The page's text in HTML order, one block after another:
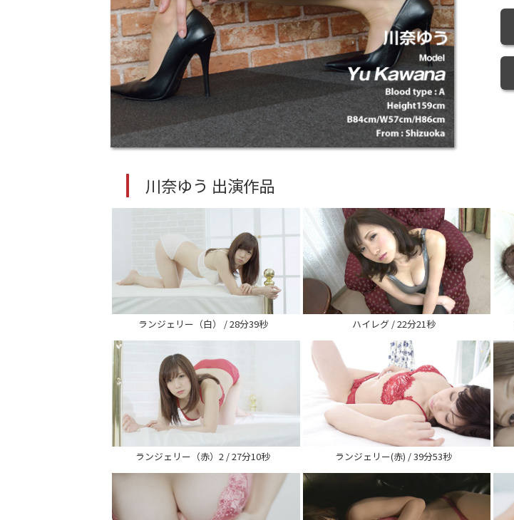
川奈ゆう 出演作品
ランジェリー（白） / 28分39秒 ハイレグ / 22分21秒
ランジェリー（赤）2 / 27分10秒 ランジェリー(赤) / 39分53秒